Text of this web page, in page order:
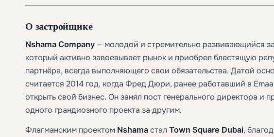
О застройщике
Nshama Company — молодой и стремительно развивающийся
который активно завоевывает рынок и приобрел блестящую
партнёра, всегда выполняющего свои обязательства. Датой
считается 2014 год, когда Фред Дюри, ранее работавший в
открыть свой бизнес. Он занял пост генерального директора и
одного грандиозного проекта за другим.
Флагманским проектом Nshama стал Town Square Dubai,